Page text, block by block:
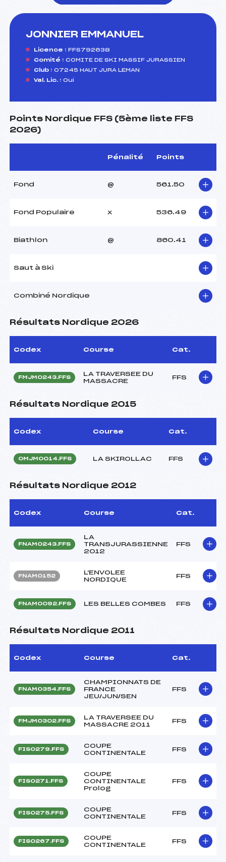
JONNIER EMMANUEL
Licence : FFS792638
Comité : COMITE DE SKI MASSIF JURASSIEN
Club : 07245 HAUT JURA LEMAN
Val. Lic. : Oui
Points Nordique FFS (5ème liste FFS
2026)
Pénalité Points
Fond @ 561.50
Fond Populaire x 536.49
Biathlon @ 860.41
Saut à Ski
Combiné Nordique
Résultats Nordique 2026
Codex Course Cat.
FMJM0243.FFS
LA TRAVERSEE DU
MASSACRE
FFS
Résultats Nordique 2015
Codex Course Cat.
OMJM0014.FFS LA SKIROLLAC FFS
Résultats Nordique 2012
Codex Course Cat.
FNAM0243.FFS
LA
TRANSJURASSIENNE
2012
FFS
FNAM0152
L'ENVOLEE
NORDIQUE
FFS
FNAM0092.FFS LES BELLES COMBES FFS
Résultats Nordique 2011
Codex Course Cat.
FNAM0354.FFS
CHAMPIONNATS DE
FRANCE
JEU/JUN/SEN
FFS
FMJM0302.FFS
LA TRAVERSEE DU
MASSACRE 2011
FFS
FIS0279.FFS
COUPE
CONTINENTALE
FFS
FIS0271.FFS
COUPE
CONTINENTALE
Prolog
FFS
FIS0275.FFS
COUPE
CONTINENTALE
FFS
FIS0267.FFS
COUPE
CONTINENTALE
FFS